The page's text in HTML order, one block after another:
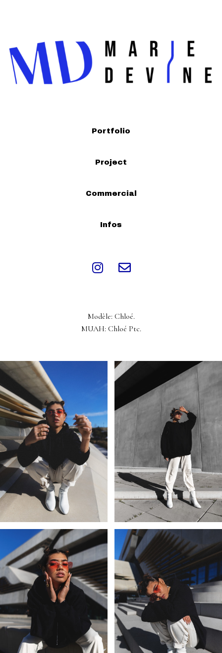
Portfolio
Project
Commercial
Infos
Modèle: Chloé.
MUAH: Chloé Ptc.